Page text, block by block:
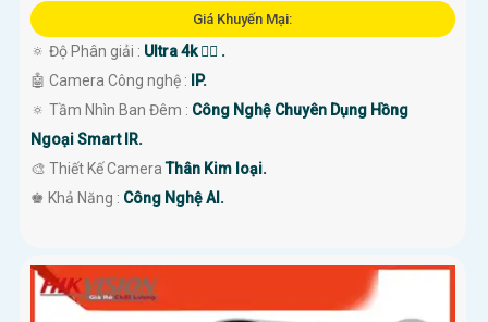
Giá Khuyến Mại:
🔅 Độ Phân giải : Ultra 4k 👍🏾 .
🤖️ Camera Công nghệ :
IP.
🔅 Tầm Nhìn Ban Đêm : Công Nghệ Chuyên Dụng Hồng
Ngoại Smart IR.
🎨 Thiết Kế CameraThân Kim loại.
️♚ Khả Năng : Công Nghệ AI.